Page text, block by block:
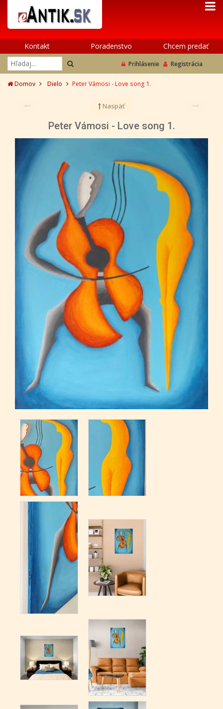
Kontakt Poradenstvo Chcem predať
Prihlásenie Registrácia
Domov Dielo Peter Vámosi - Love song 1.
Naspäť
Peter Vámosi - Love song 1.